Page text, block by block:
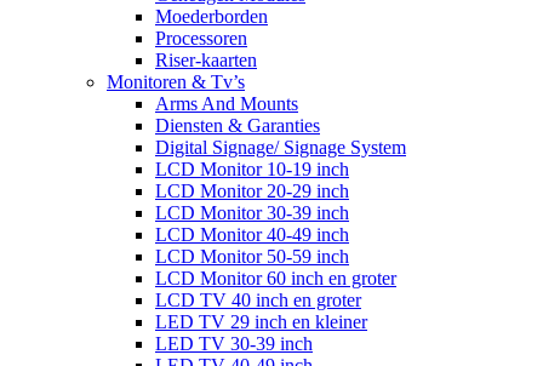
Moederborden
Processoren
Riser-kaarten
Monitoren & Tv’s
Arms And Mounts
Diensten & Garanties
Digital Signage/ Signage System
LCD Monitor 10-19 inch
LCD Monitor 20-29 inch
LCD Monitor 30-39 inch
LCD Monitor 40-49 inch
LCD Monitor 50-59 inch
LCD Monitor 60 inch en groter
LCD TV 40 inch en groter
LED TV 29 inch en kleiner
LED TV 30-39 inch